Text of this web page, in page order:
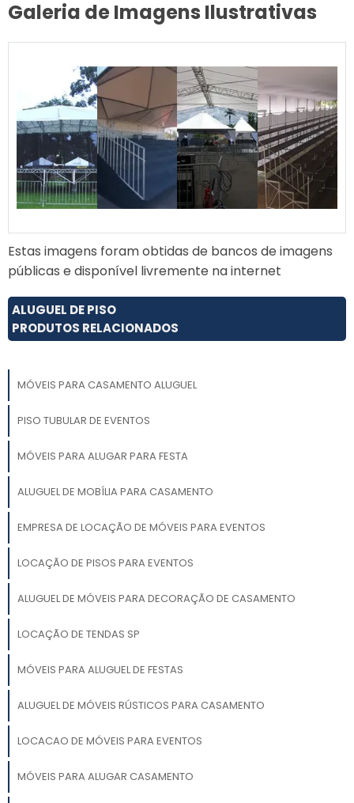
Galeria de Imagens Ilustrativas
Estas imagens foram obtidas de bancos de imagens
públicas e disponível livremente na internet
ALUGUEL DE PISO
PRODUTOS RELACIONADOS
MÓVEIS PARA CASAMENTO ALUGUEL
PISO TUBULAR DE EVENTOS
MÓVEIS PARA ALUGAR PARA FESTA
ALUGUEL DE MOBÍLIA PARA CASAMENTO
EMPRESA DE LOCAÇÃO DE MÓVEIS PARA EVENTOS
LOCAÇÃO DE PISOS PARA EVENTOS
ALUGUEL DE MÓVEIS PARA DECORAÇÃO DE CASAMENTO
LOCAÇÃO DE TENDAS SP
MÓVEIS PARA ALUGUEL DE FESTAS
ALUGUEL DE MÓVEIS RÚSTICOS PARA CASAMENTO
LOCACAO DE MÓVEIS PARA EVENTOS
MÓVEIS PARA ALUGAR CASAMENTO